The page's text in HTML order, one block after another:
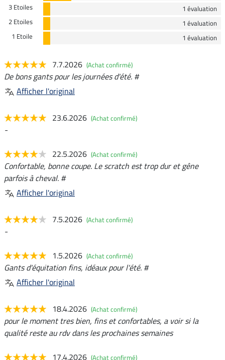
3 Etoiles
1 évaluation
2 Etoiles
1 évaluation
1 Etoile
1 évaluation
7.7.2026 (Achat confirmé)
De bons gants pour les journées d'été. #
Afficher l'original
23.6.2026 (Achat confirmé)
-
22.5.2026 (Achat confirmé)
Confortable, bonne coupe. Le scratch est trop dur et gêne
parfois à cheval. #
Afficher l'original
7.5.2026 (Achat confirmé)
-
1.5.2026 (Achat confirmé)
Gants d'équitation fins, idéaux pour l'été. #
Afficher l'original
18.4.2026 (Achat confirmé)
pour le moment tres bien, fins et confortables, a voir si la
qualité reste au rdv dans les prochaines semaines
17.4.2026 (Achat confirmé)